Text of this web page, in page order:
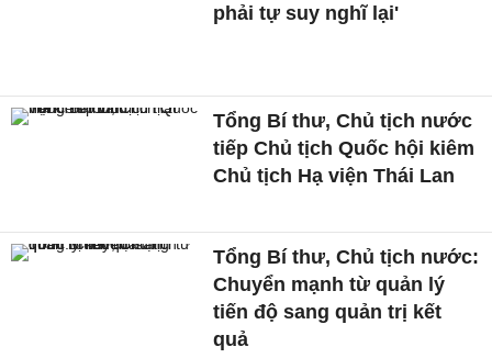
phải tự suy nghĩ lại'
Tổng Bí thư, Chủ tịch nước
tiếp Chủ tịch Quốc hội kiêm
Chủ tịch Hạ viện Thái Lan
Tổng Bí thư, Chủ tịch nước:
Chuyển mạnh từ quản lý
tiến độ sang quản trị kết
quả